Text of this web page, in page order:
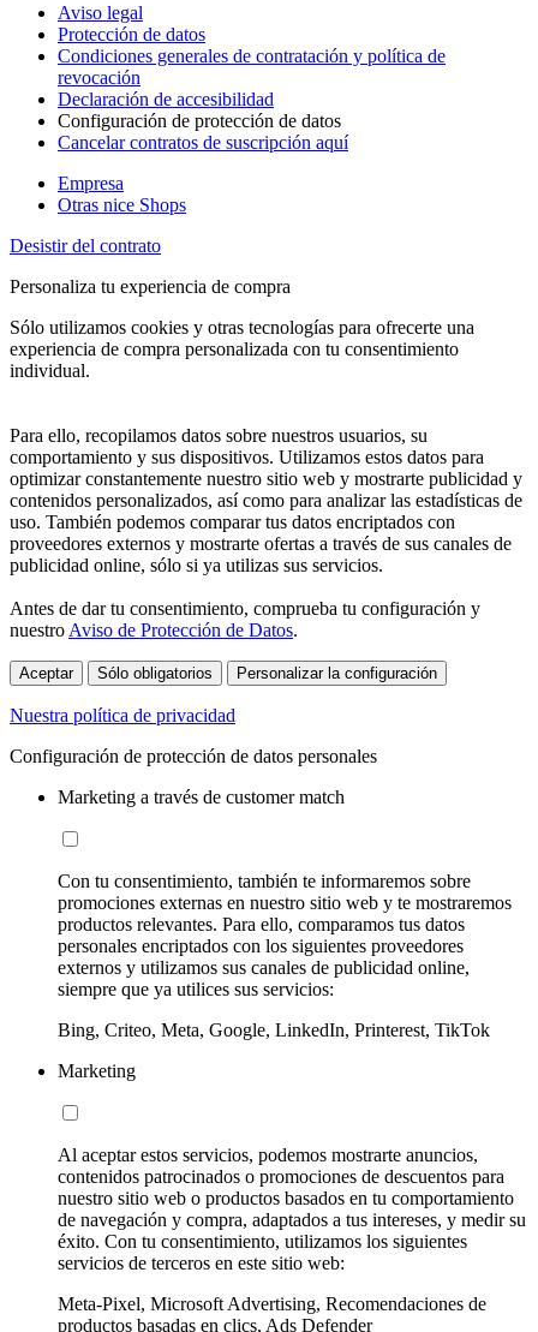
Aviso legal
Protección de datos
Condiciones generales de contratación y política de
revocación
Declaración de accesibilidad
Configuración de protección de datos
Cancelar contratos de suscripción aquí
Empresa
Otras nice Shops
Desistir del contrato
Personaliza tu experiencia de compra
Sólo utilizamos cookies y otras tecnologías para ofrecerte una
experiencia de compra personalizada con tu consentimiento
individual.
Para ello, recopilamos datos sobre nuestros usuarios, su
comportamiento y sus dispositivos. Utilizamos estos datos para
optimizar constantemente nuestro sitio web y mostrarte publicidad y
contenidos personalizados, así como para analizar las estadísticas de
uso. También podemos comparar tus datos encriptados con
proveedores externos y mostrarte ofertas a través de sus canales de
publicidad online, sólo si ya utilizas sus servicios.
Antes de dar tu consentimiento, comprueba tu configuración y
nuestro Aviso de Protección de Datos.
Aceptar Sólo obligatorios Personalizar la configuración
Nuestra política de privacidad
Configuración de protección de datos personales
Marketing a través de customer match
Con tu consentimiento, también te informaremos sobre
promociones externas en nuestro sitio web y te mostraremos
productos relevantes. Para ello, comparamos tus datos
personales encriptados con los siguientes proveedores
externos y utilizamos sus canales de publicidad online,
siempre que ya utilices sus servicios:
Bing, Criteo, Meta, Google, LinkedIn, Printerest, TikTok
Marketing
Al aceptar estos servicios, podemos mostrarte anuncios,
contenidos patrocinados o promociones de descuentos para
nuestro sitio web o productos basados en tu comportamiento
de navegación y compra, adaptados a tus intereses, y medir su
éxito. Con tu consentimiento, utilizamos los siguientes
servicios de terceros en este sitio web:
Meta-Pixel, Microsoft Advertising, Recomendaciones de
productos basadas en clics, Ads Defender